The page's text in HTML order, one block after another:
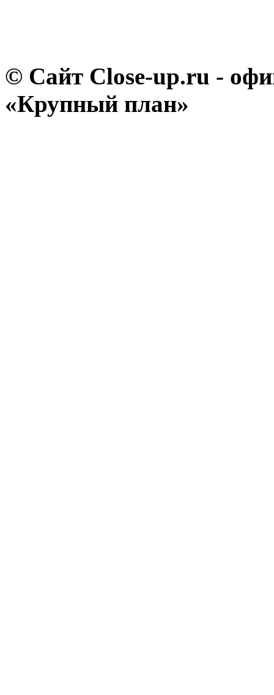
© Сайт Close-up.ru -
«Крупный план»